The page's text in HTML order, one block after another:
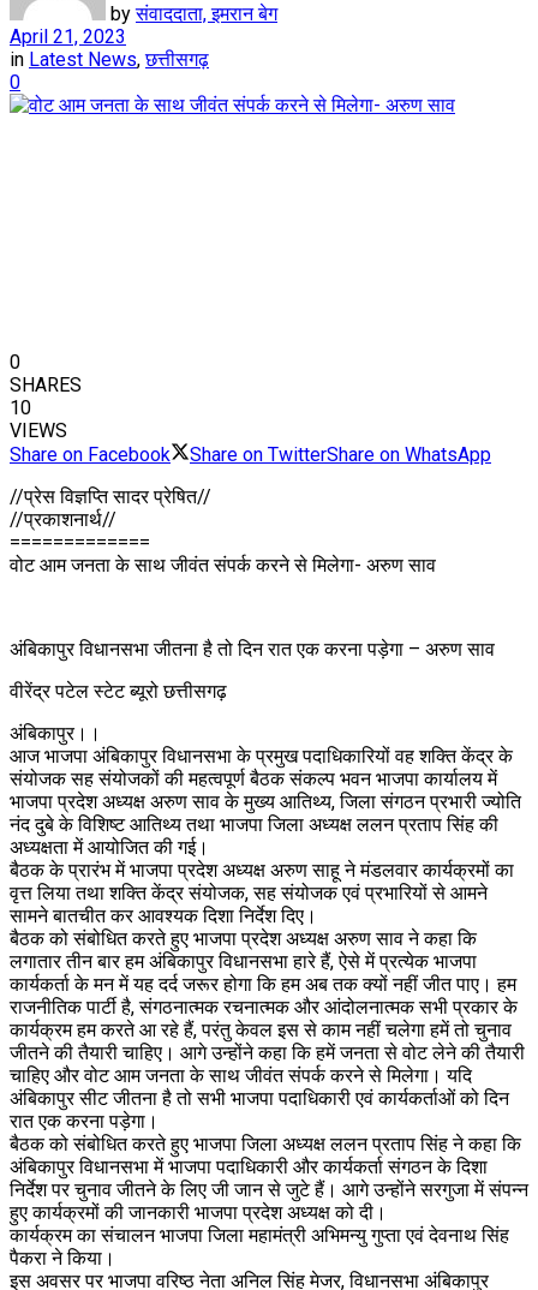
by संवाददाता, इमरान बेग
April 21, 2023
in Latest News,छत्तीसगढ़
0
0
SHARES
10
VIEWS
Share on Facebook
Share on TwitterShare on WhatsApp
//प्रेस विज्ञप्ति सादर प्रेषित//
//प्रकाशनार्थ//
=============
वोट आम जनता के साथ जीवंत संपर्क करने से मिलेगा- अरुण साव
अंबिकापुर विधानसभा जीतना है तो दिन रात एक करना पड़ेगा – अरुण साव
वीरेंद्र पटेल स्टेट ब्यूरो छत्तीसगढ़
अंबिकापुर।।
आज भाजपा अंबिकापुर विधानसभा के प्रमुख पदाधिकारियों वह शक्ति केंद्र के
संयोजक सह संयोजकों की महत्वपूर्ण बैठक संकल्प भवन भाजपा कार्यालय में
भाजपा प्रदेश अध्यक्ष अरुण साव के मुख्य आतिथ्य, जिला संगठन प्रभारी ज्योति
नंद दुबे के विशिष्ट आतिथ्य तथा भाजपा जिला अध्यक्ष ललन प्रताप सिंह की
अध्यक्षता में आयोजित की गई।
बैठक के प्रारंभ में भाजपा प्रदेश अध्यक्ष अरुण साहू ने मंडलवार कार्यक्रमों का
वृत्त लिया तथा शक्ति केंद्र संयोजक, सह संयोजक एवं प्रभारियों से आमने
सामने बातचीत कर आवश्यक दिशा निर्देश दिए।
बैठक को संबोधित करते हुए भाजपा प्रदेश अध्यक्ष अरुण साव ने कहा कि
लगातार तीन बार हम अंबिकापुर विधानसभा हारे हैं, ऐसे में प्रत्येक भाजपा
कार्यकर्ता के मन में यह दर्द जरूर होगा कि हम अब तक क्यों नहीं जीत पाए। हम
राजनीतिक पार्टी है, संगठनात्मक रचनात्मक और आंदोलनात्मक सभी प्रकार के
कार्यक्रम हम करते आ रहे हैं, परंतु केवल इस से काम नहीं चलेगा हमें तो चुनाव
जीतने की तैयारी चाहिए। आगे उन्होंने कहा कि हमें जनता से वोट लेने की तैयारी
चाहिए और वोट आम जनता के साथ जीवंत संपर्क करने से मिलेगा। यदि
अंबिकापुर सीट जीतना है तो सभी भाजपा पदाधिकारी एवं कार्यकर्ताओं को दिन
रात एक करना पड़ेगा।
बैठक को संबोधित करते हुए भाजपा जिला अध्यक्ष ललन प्रताप सिंह ने कहा कि
अंबिकापुर विधानसभा में भाजपा पदाधिकारी और कार्यकर्ता संगठन के दिशा
निर्देश पर चुनाव जीतने के लिए जी जान से जुटे हैं। आगे उन्होंने सरगुजा में संपन्न
हुए कार्यक्रमों की जानकारी भाजपा प्रदेश अध्यक्ष को दी।
कार्यक्रम का संचालन भाजपा जिला महामंत्री अभिमन्यु गुप्ता एवं देवनाथ सिंह
पैकरा ने किया।
इस अवसर पर भाजपा वरिष्ठ नेता अनिल सिंह मेजर, विधानसभा अंबिकापुर